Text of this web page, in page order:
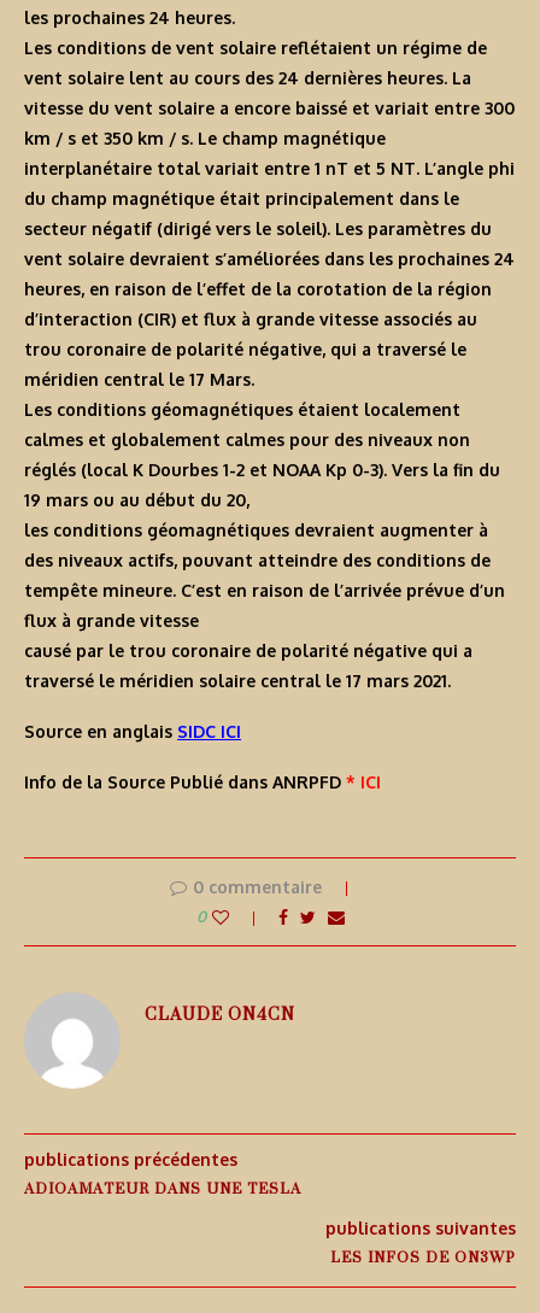
les prochaines 24 heures.
Les conditions de vent solaire reflétaient un régime de
vent solaire lent au cours des 24 dernières heures. La
vitesse du vent solaire a encore baissé et variait entre 300
km / s et 350 km / s. Le champ magnétique
interplanétaire total variait entre 1 nT et 5 NT. L’angle phi
du champ magnétique était principalement dans le
secteur négatif (dirigé vers le soleil). Les paramètres du
vent solaire devraient s’améliorées dans les prochaines 24
heures, en raison de l’effet de la corotation de la région
d’interaction (CIR) et flux à grande vitesse associés au
trou coronaire de polarité négative, qui a traversé le
méridien central le 17 Mars.
Les conditions géomagnétiques étaient localement
calmes et globalement calmes pour des niveaux non
réglés (local K Dourbes 1-2 et NOAA Kp 0-3). Vers la fin du
19 mars ou au début du 20,
les conditions géomagnétiques devraient augmenter à
des niveaux actifs, pouvant atteindre des conditions de
tempête mineure. C’est en raison de l’arrivée prévue d’un
flux à grande vitesse
causé par le trou coronaire de polarité négative qui a
traversé le méridien solaire central le 17 mars 2021.
Source en anglais SIDC ICI
Info de la Source Publié dans ANRPFD * ICI
0 commentaire
0
CLAUDE ON4CN
publications précédentes
ADIOAMATEUR DANS UNE TESLA
publications suivantes
LES INFOS DE ON3WP